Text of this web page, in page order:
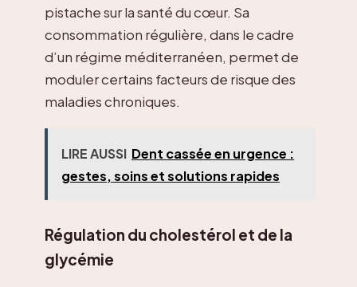
pistache sur la santé du cœur. Sa
consommation régulière, dans le cadre
d’un régime méditerranéen, permet de
moduler certains facteurs de risque des
maladies chroniques.
LIRE AUSSI Dent cassée en urgence :
gestes, soins et solutions rapides
Régulation du cholestérol et de la
glycémie